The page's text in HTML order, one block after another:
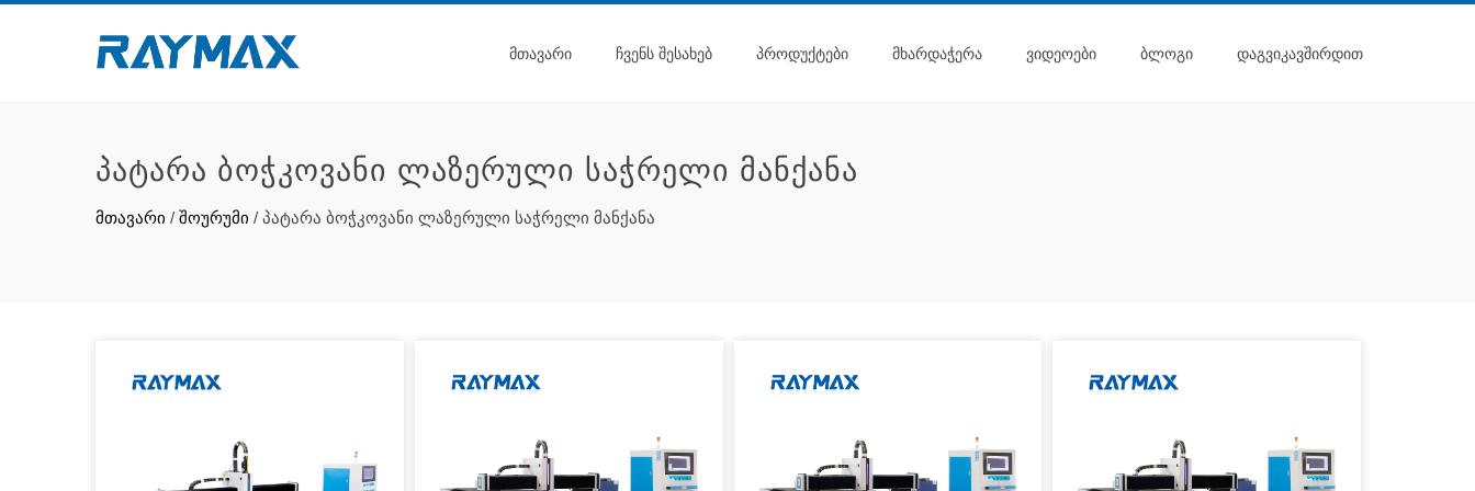
ᲛᲗᲐᲕᲐᲠᲘ ᲩᲕᲔᲜᲡ ᲨᲔᲡᲐᲮᲔᲑ ᲞᲠᲝᲓᲣᲥᲢᲔᲑᲘ ᲛᲮᲐᲠᲓᲐᲭᲔᲠᲐ ᲕᲘᲓᲔᲝᲔᲑᲘ ᲑᲚᲝᲒᲘ ᲓᲐᲒᲕᲘᲙᲐᲕᲨᲘᲠᲓᲘᲗ
ᲞᲐᲢᲐᲠᲐ ᲑᲝᲭᲙᲝᲕᲐᲜᲘ ᲚᲐᲖᲔᲠᲣᲚᲘ ᲡᲐᲭᲠᲔᲚᲘ ᲛᲐᲜᲥᲐᲜᲐ
მთავარი / შოურუმი / პატარა ბოჭკოვანი ლაზერული საჭრელი მანქანა